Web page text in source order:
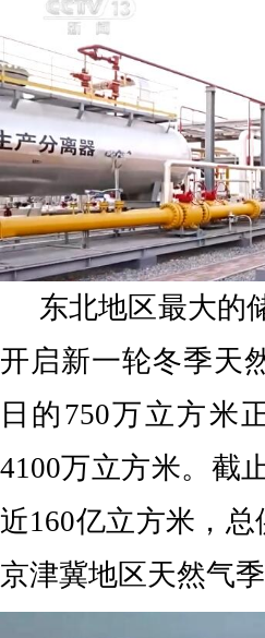
东北地区最大
开启新一轮冬季天
日的750万立方米
4100万立方米。截
近160亿立方米，
京津冀地区天然气